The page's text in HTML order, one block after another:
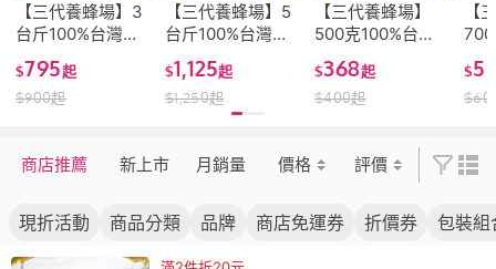
【三代養蜂場】3
台斤100%台灣真
蜂蜜│⭐️1桶免運✔
國產認證標章
✔2025年採收✔
實體養蜂場│
$795起
$900起
【三代養蜂場】5
台斤100%台灣真
蜂蜜│⭐️1桶免運✔
國產認證標章
✔2025年採收✔
真實採收紀錄✔
實體養蜂場│
$1,125起
$1,250起
【三代養蜂場】
500克100%台灣
真蜂蜜│✔2025
年採收✔真實採
收紀錄✔多項檢
$368起
$400起
【
700
真
證
採
場│
$
$
商店推薦 新上市 月銷量 價格 評價
現折活動 商品分類 品牌 商店免運券 折價券 包裝組